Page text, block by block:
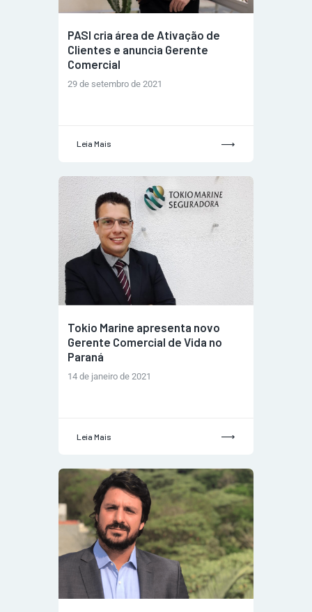
PASI cria área de Ativação de
Clientes e anuncia Gerente
Comercial
29 de setembro de 2021
Leia Mais
Tokio Marine apresenta novo
Gerente Comercial de Vida no
Paraná
14 de janeiro de 2021
Leia Mais